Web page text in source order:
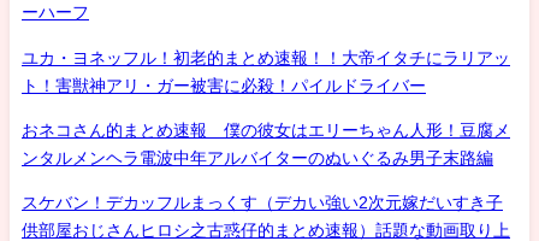
ーハーフ
ユカ・ヨネッフル！初老的まとめ速報！！大帝イタチにラリアッ
ト！害獣神アリ・ガー被害に必殺！パイルドライバー
おネコさん的まとめ速報 僕の彼女はエリーちゃん人形！豆腐メ
ンタルメンヘラ電波中年アルバイターのぬいぐるみ男子末路編
スケバン！デカッフルまっくす（デカい強い2次元嫁だいすき子
供部屋おじさんヒロシ之古惑仔的まとめ速報）話題な動画取り上